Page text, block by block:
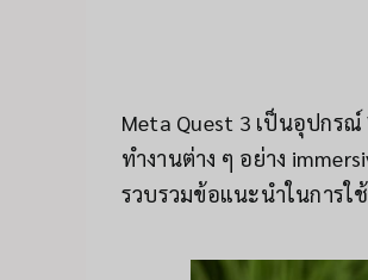
Meta Quest 3 เป็นอุปกร
ทำงานต่าง ๆ อย่าง
รวบรวมข้อแนะนำในการใ